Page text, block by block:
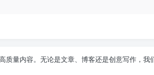
质量内容。无论是文章、博客还是创意写作，